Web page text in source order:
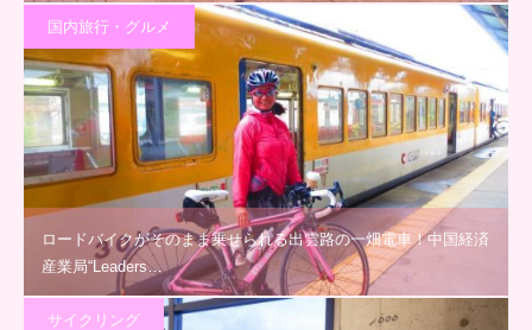
国内旅行・グルメ
ロードバイクがそのまま乗せられる出雲路の一畑電車！中国経済
産業局“Leaders…
サイクリング